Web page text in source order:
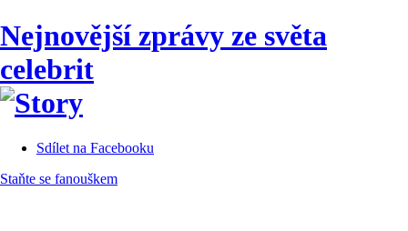
Nejnovější zprávy ze světa
celebrit
Sdílet na Facebooku
Staňte se fanouškem